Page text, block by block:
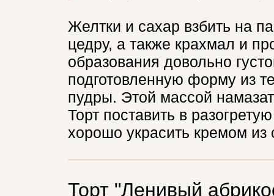
Желтки и сахар взбить на
цедру, а также крахмал и
образования довольно
подготовленную форму из
пудры. Этой массой
Торт поставить в
хорошо украсить кремом из
Торт "Ленивый